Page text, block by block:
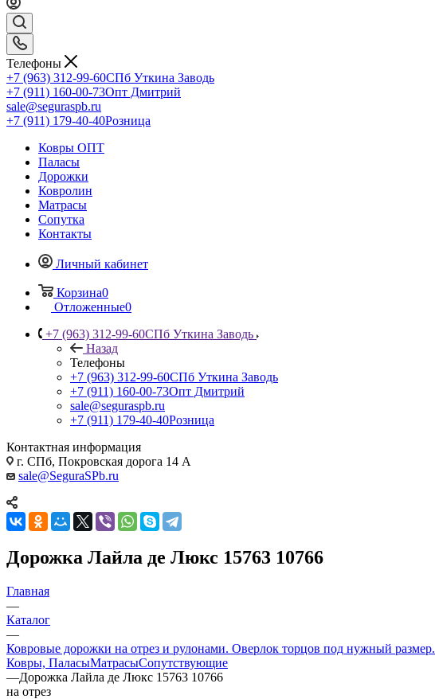
Телефоны
+7 (963) 312-99-60СПб Уткина Заводь
+7 (911) 160-00-73Опт Дмитрий
sale@seguraspb.ru
+7 (911) 179-40-40Розница
Ковры ОПТ
Паласы
Дорожки
Ковролин
Матрасы
Сопутка
Контакты
Личный кабинет
Корзина0
Отложенные0
+7 (963) 312-99-60СПб Уткина Заводь
Назад
Телефоны
+7 (963) 312-99-60СПб Уткина Заводь
+7 (911) 160-00-73Опт Дмитрий
sale@seguraspb.ru
+7 (911) 179-40-40Розница
Контактная информация
г. СПб, Покровская дорога 14 А
sale@SeguraSPb.ru
Дорожка Лайла де Люкс 15763 10766
Главная
—
Каталог
—
Ковровые дорожки на отрез и рулонами. Оверлок торцов под нужный размер.
Ковры, ПаласыМатрасыСопутствующие
—Дорожка Лайла де Люкс 15763 10766
на отрез